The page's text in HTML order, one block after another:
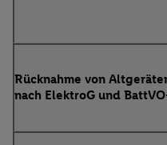
Rücknahme von
nach ElektroG und